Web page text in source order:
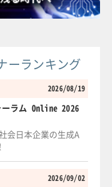
ーランキング
2026/08/19
ラム Online 2026
会日本企業の生成A
2026/09/02